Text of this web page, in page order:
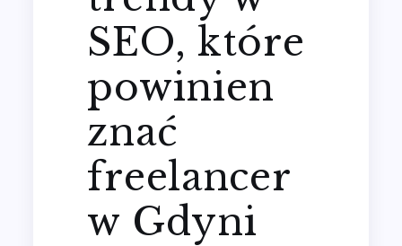
SEO, które
powinien
znać
freelancer
w Gdyni